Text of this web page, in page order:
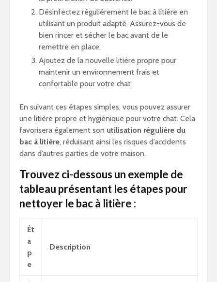
Désinfectez régulièrement le bac à litière en
utilisant un produit adapté. Assurez-vous de
bien rincer et sécher le bac avant de le
remettre en place.
Ajoutez de la nouvelle litière propre pour
maintenir un environnement frais et
confortable pour votre chat.
En suivant ces étapes simples, vous pouvez assurer
une litière propre et hygiénique pour votre chat. Cela
favorisera également son utilisation régulière du
bac à litière, réduisant ainsi les risques d’accidents
dans d’autres parties de votre maison.
Trouvez ci-dessous un exemple de
tableau présentant les étapes pour
nettoyer le bac à litière :
Ét
a
p
e
Description